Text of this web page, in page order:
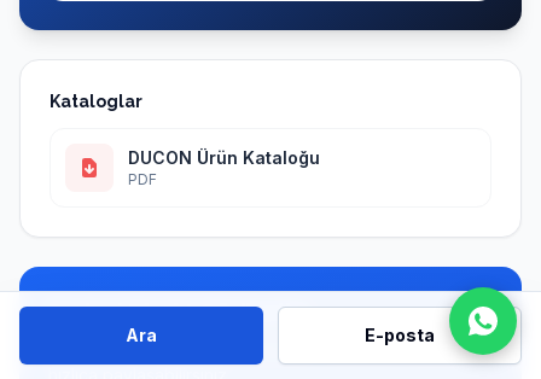
Kataloglar
DUCON Ürün Kataloğu
PDF
Projeyi Direkt Görüşelim
Form doldurmadan ürün, kapasite ve proses detaylarını
Ara E-posta